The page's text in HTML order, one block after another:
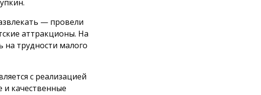
— провели
аттракционы. На
трудности малого
с реализацией
качественные